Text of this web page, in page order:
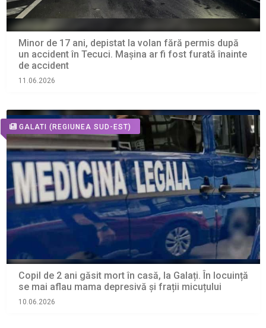
Minor de 17 ani, depistat la volan fără permis după
un accident în Tecuci. Maşina ar fi fost furată înainte
de accident
11.06.2026
GALATI (REGIUNEA SUD-EST)
Copil de 2 ani găsit mort în casă, la Galați. În locuință
se mai aflau mama depresivă și frații micuțului
10.06.2026